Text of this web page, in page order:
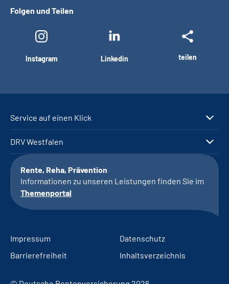
Folgen und Teilen
Instagram Linkedin teilen
Service auf einen Klick
DRV Westfalen
Rente, Reha, Prävention
Informationen zu unseren Leistungen finden Sie im
Themenportal
Impressum
Datenschutz
Barrierefreiheit
Inhaltsverzeichnis